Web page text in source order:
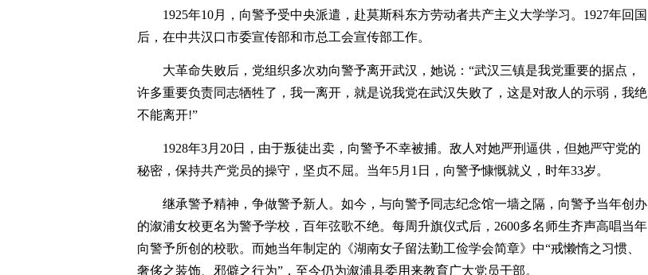
1925年10月，向警予受中央派遣，赴莫斯科东方劳动者共产主义大学学习。1927年回国
后，在中共汉口市委宣传部和市总工会宣传部工作。
大革命失败后，党组织多次劝向警予离开武汉，她说：“武汉三镇是我党重要的据点，
许多重要负责同志牺牲了，我一离开，就是说我党在武汉失败了，这是对敌人的示弱，我绝
不能离开!”
1928年3月20日，由于叛徒出卖，向警予不幸被捕。敌人对她严刑逼供，但她严守党的
秘密，保持共产党员的操守，坚贞不屈。当年5月1日，向警予慷慨就义，时年33岁。
继承警予精神，争做警予新人。如今，与向警予同志纪念馆一墙之隔，向警予当年创办
的溆浦女校更名为警予学校，百年弦歌不绝。每周升旗仪式后，2600多名师生齐声高唱当年
向警予所创的校歌。而她当年制定的《湖南女子留法勤工俭学会简章》中“戒懒惰之习惯、
奢侈之装饰、邪僻之行为”，至今仍为溆浦县委用来教育广大党员干部。